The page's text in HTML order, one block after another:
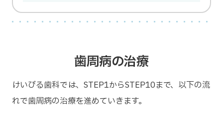
歯周病の治療
けいびる歯科では、STEP1からSTEP10まで、以下の流
れで歯周病の治療を進めていきます。